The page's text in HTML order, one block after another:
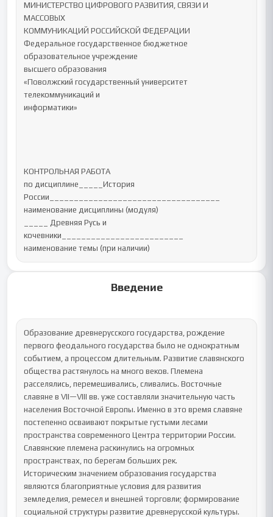
МИНИСТЕРСТВО ЦИФРОВОГО РАЗВИТИЯ, СВЯЗИ И
МАССОВЫХ
КОММУНИКАЦИЙ РОССИЙСКОЙ ФЕДЕРАЦИИ
Федеральное государственное бюджетное
образовательное учреждение
высшего образования
«Поволжский государственный университет
телекоммуникаций и
информатики»
КОНТРОЛЬНАЯ РАБОТА
по дисциплине_____История
России___________________________________
наименование дисциплины (модуля)
_____ Древняя Русь и
кочевники_________________________
наименование темы (при наличии)
Введение
Образование древнерусского государства, рождение
первого феодального государства было не однократным
событием, а процессом длительным. Развитие славянского
общества растянулось на много веков. Племена
расселялись, перемешивались, сливались. Восточные
славяне в VII—VIII вв. уже составляли значительную часть
населения Восточной Европы. Именно в это время славяне
постепенно осваивают покрытые густыми лесами
пространства современного Центра территории России.
Славянские племена раскинулись на огромных
пространствах, по берегам больших рек.
Историческим значением образования государства
являются благоприятные условия для развития
земледелия, ремесел и внешней торговли; формирование
социальной структуры развитие древнерусской культуры.